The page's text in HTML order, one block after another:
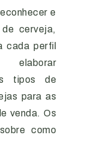
e
cerveja,
cada perfil
elaborar
tipos de
para as
venda. Os
como